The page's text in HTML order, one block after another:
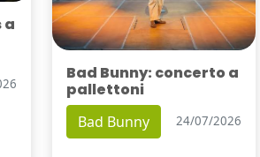
a
Bad Bunny: concerto a
pallettoni
Bad Bunny 24/07/2026